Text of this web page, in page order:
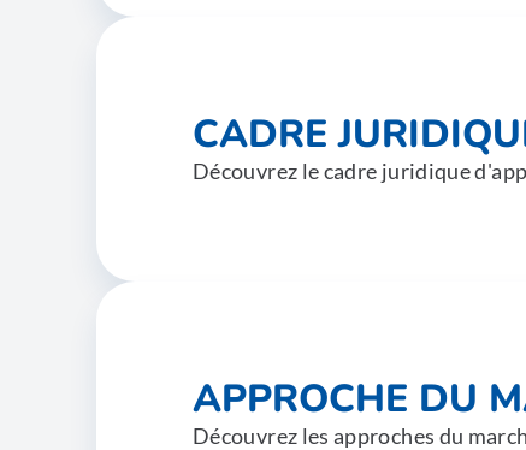
CADRE
Découvrez le cadre juridique
APPROCHE DU
Découvrez les approches du